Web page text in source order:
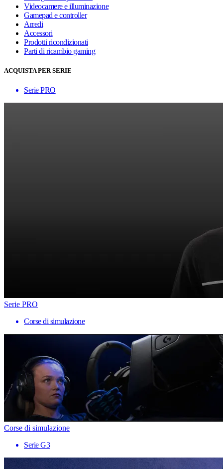
Videocamere e illuminazione
Gamepad e controller
Arredi
Accessori
Prodotti ricondizionati
Parti di ricambio gaming
ACQUISTA PER SERIE
Serie PRO
Serie PRO
Corse di simulazione
Corse di simulazione
Serie G3